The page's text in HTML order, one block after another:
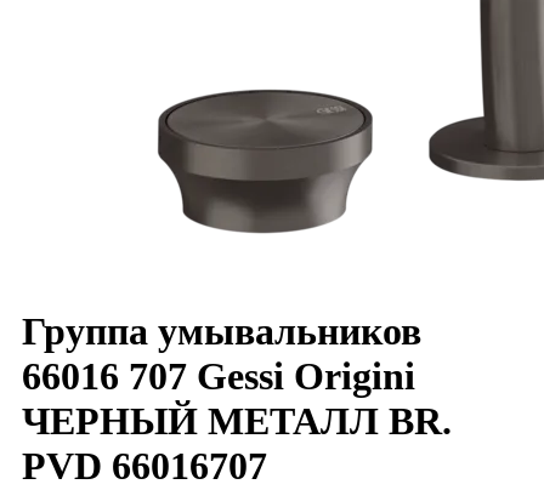
Группа умывальников
66016 707 Gessi Origini
ЧЕРНЫЙ МЕТАЛЛ BR.
PVD 66016707